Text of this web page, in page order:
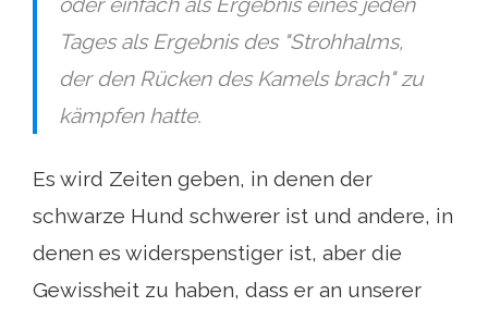
Tages als Ergebnis des "Strohhalms,
der den Rücken des Kamels brach" zu
kämpfen hatte.
Es wird Zeiten geben, in denen der
schwarze Hund schwerer ist und andere, in
denen es widerspenstiger ist, aber die
Gewissheit zu haben, dass er an unserer